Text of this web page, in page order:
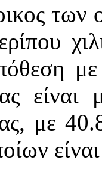
είναι
με